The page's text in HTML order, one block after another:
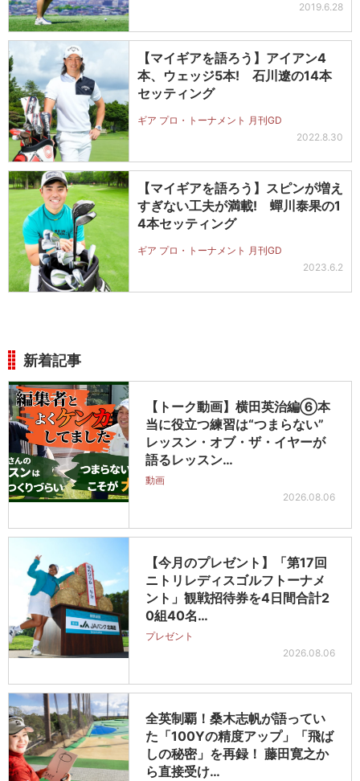
2019.6.28
【マイギアを語ろう】アイアン4
本、ウェッジ5本! 石川遼の14本
セッティング
ギア プロ・トーナメント 月刊GD
2022.8.30
【マイギアを語ろう】スピンが増え
すぎない工夫が満載! 蟬川泰果の1
4本セッティング
ギア プロ・トーナメント 月刊GD
2023.6.2
新着記事
【トーク動画】横田英治編⑥本
当に役立つ練習は“つまらない”
レッスン・オブ・ザ・イヤーが
語るレッスン…
動画
2026.08.06
【今月のプレゼント】「第17回
ニトリレディスゴルフトーナメ
ント」観戦招待券を4日間合計2
0組40名…
プレゼント
2026.08.06
全英制覇！桑木志帆が語ってい
た「100Yの精度アップ」「飛ば
しの秘密」を再録！ 藤田寛之か
ら直接受け…